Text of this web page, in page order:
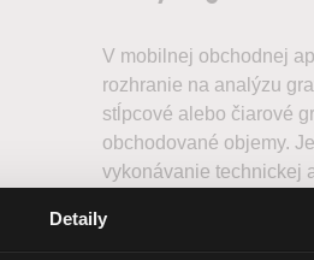
Detaily
V mobilnej obchodnej
rozhranie na analýzu
stĺpcové alebo čiarové
obchodované objemy.
vykonávanie technickej